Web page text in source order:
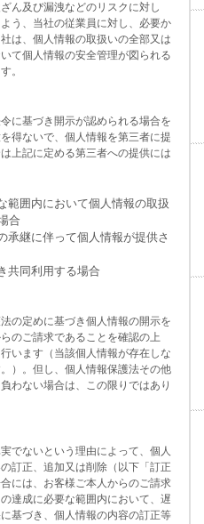
ん及び漏洩などのリスクに対し
う、当社の従業員に対し、必要か
は、個人情報の取扱いの全部又は
て個人情報の安全管理が図られる
。
に基づき開示が認められる場合を
得ないで、個人情報を第三者に提
上記に定める第三者への提供には
範囲内において個人情報の取扱
合
承継に伴って個人情報が提供さ
共同利用する場合
の定めに基づき個人情報の開示を
のご請求であることを確認の上
います（当該個人情報が存在しな
）。但し、個人情報保護法その他
わない場合は、この限りではあり
でないという理由によって、個人
訂正、追加又は削除（以下「訂正
には、お客様ご本人からのご請求
達成に必要な範囲内において、遅
基づき、個人情報の内容の訂正等